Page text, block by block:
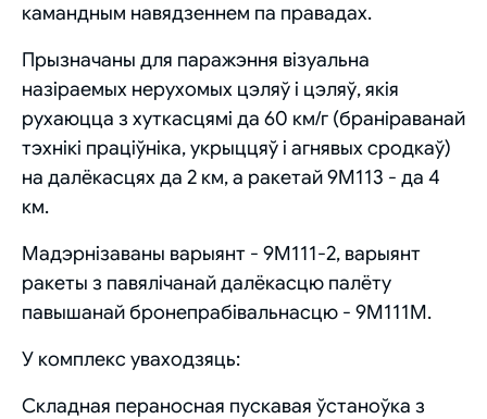
камандным навядзеннем па правадах.
Прызначаны для паражэння візуальна
назіраемых нерухомых цэляў і цэляў, якія
рухаюцца з хуткасцямі да 60 км/г (браніраванай
тэхнікі праціўніка, укрыццяў і агнявых сродкаў)
на далёкасцях да 2 км, а ракетай 9М113 - да 4
км.
Мадэрнізаваны варыянт - 9М111-2, варыянт
ракеты з павялічанай далёкасцю палёту
павышанай бронепрабівальнасцю - 9М111М.
У комплекс уваходзяць:
Складная пераносная пускавая ўстаноўка з